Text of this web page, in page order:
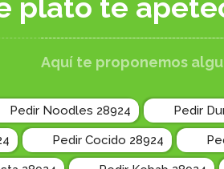
plato te
Aquí te proponemos
Pedir Noodles 28924 Pedir
Pedir Cocido 28924